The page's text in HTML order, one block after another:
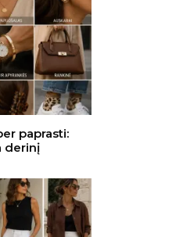
paprasti:
derinį